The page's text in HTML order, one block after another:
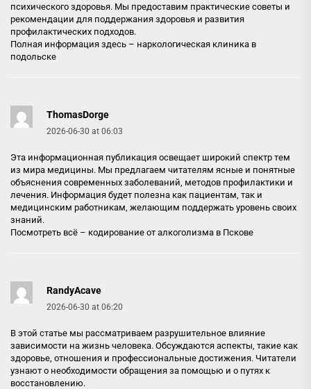
психического здоровья. Мы предоставим практические советы и
рекомендации для поддержания здоровья и развития
профилактических подходов.
Полная информация здесь – наркологическая клиника в
подольске
ThomasDorge
2026-06-30 at 06:03
Эта информационная публикация освещает широкий спектр тем
из мира медицины. Мы предлагаем читателям ясные и понятные
объяснения современных заболеваний, методов профилактики и
лечения. Информация будет полезна как пациентам, так и
медицинским работникам, желающим поддержать уровень своих
знаний.
Посмотреть всё – кодирование от алкоголизма в Пскове
RandyAcave
2026-06-30 at 06:20
В этой статье мы рассматриваем разрушительное влияние
зависимости на жизнь человека. Обсуждаются аспекты, такие как
здоровье, отношения и профессиональные достижения. Читатели
узнают о необходимости обращения за помощью и о путях к
восстановлению.